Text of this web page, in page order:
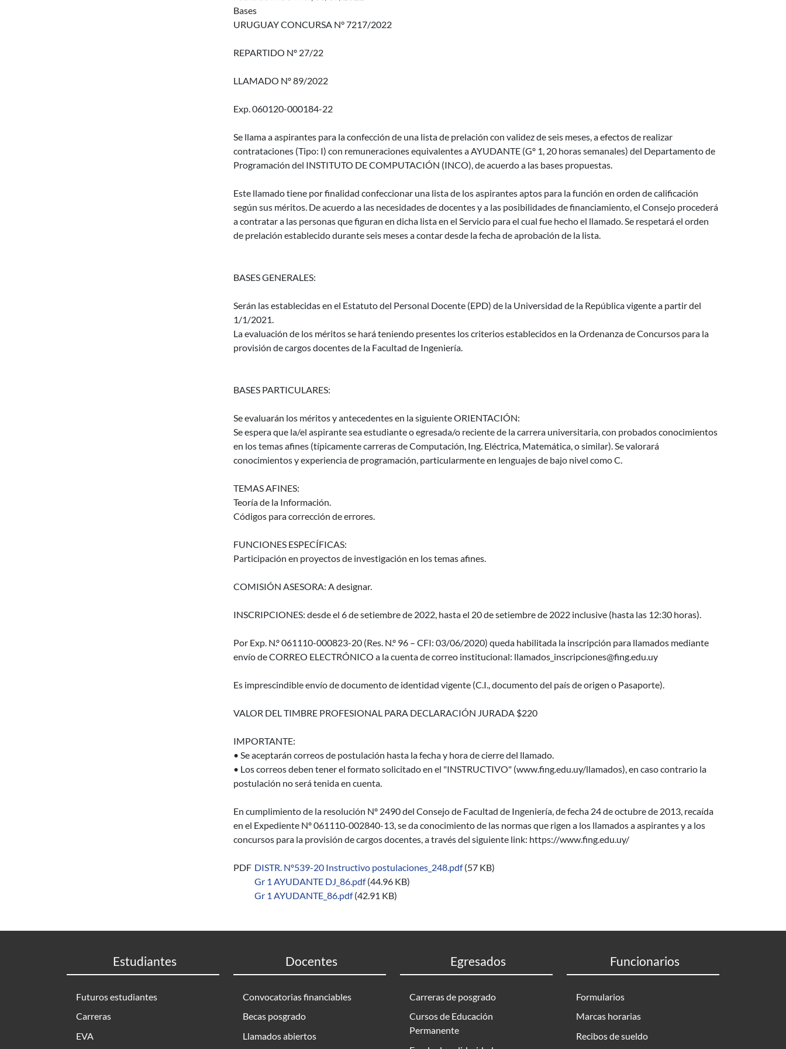
Bases
URUGUAY CONCURSA N° 7217/2022
REPARTIDO Nº 27/22
LLAMADO Nº 89/2022
Exp. 060120-000184-22
Se llama a aspirantes para la confección de una lista de prelación con validez de seis meses, a efectos de realizar
contrataciones (Tipo: I) con remuneraciones equivalentes a AYUDANTE (Gº 1, 20 horas semanales) del Departamento de
Programación del INSTITUTO DE COMPUTACIÓN (INCO), de acuerdo a las bases propuestas.
Este llamado tiene por finalidad confeccionar una lista de los aspirantes aptos para la función en orden de calificación
según sus méritos. De acuerdo a las necesidades de docentes y a las posibilidades de financiamiento, el Consejo procederá
a contratar a las personas que figuran en dicha lista en el Servicio para el cual fue hecho el llamado. Se respetará el orden
de prelación establecido durante seis meses a contar desde la fecha de aprobación de la lista.
BASES GENERALES:
Serán las establecidas en el Estatuto del Personal Docente (EPD) de la Universidad de la República vigente a partir del
1/1/2021.
La evaluación de los méritos se hará teniendo presentes los criterios establecidos en la Ordenanza de Concursos para la
provisión de cargos docentes de la Facultad de Ingeniería.
BASES PARTICULARES:
Se evaluarán los méritos y antecedentes en la siguiente ORIENTACIÓN:
Se espera que la/el aspirante sea estudiante o egresada/o reciente de la carrera universitaria, con probados conocimientos
en los temas afines (típicamente carreras de Computación, Ing. Eléctrica, Matemática, o similar). Se valorará
conocimientos y experiencia de programación, particularmente en lenguajes de bajo nivel como C.
TEMAS AFINES:
Teoría de la Información.
Códigos para corrección de errores.
FUNCIONES ESPECÍFICAS:
Participación en proyectos de investigación en los temas afines.
COMISIÓN ASESORA: A designar.
INSCRIPCIONES: desde el 6 de setiembre de 2022, hasta el 20 de setiembre de 2022 inclusive (hasta las 12:30 horas).
Por Exp. N.º 061110-000823-20 (Res. N.º 96 – CFI: 03/06/2020) queda habilitada la inscripción para llamados mediante
envío de CORREO ELECTRÓNICO a la cuenta de correo institucional: llamados_inscripciones@fing.edu.uy
Es imprescindible envío de documento de identidad vigente (C.I., documento del país de origen o Pasaporte).
VALOR DEL TIMBRE PROFESIONAL PARA DECLARACIÓN JURADA $220
IMPORTANTE:
• Se aceptarán correos de postulación hasta la fecha y hora de cierre del llamado.
• Los correos deben tener el formato solicitado en el "INSTRUCTIVO" (www.fing.edu.uy/llamados), en caso contrario la
postulación no será tenida en cuenta.
En cumplimiento de la resolución Nº 2490 del Consejo de Facultad de Ingeniería, de fecha 24 de octubre de 2013, recaída
en el Expediente Nº 061110-002840-13, se da conocimiento de las normas que rigen a los llamados a aspirantes y a los
concursos para la provisión de cargos docentes, a través del siguiente link: https://www.fing.edu.uy/
PDF DISTR. Nº539-20 Instructivo postulaciones_248.pdf (57 KB)
Gr 1 AYUDANTE DJ_86.pdf (44.96 KB)
Gr 1 AYUDANTE_86.pdf (42.91 KB)
Estudiantes
Futuros estudiantes
Carreras
EVA
Docentes
Convocatorias financiables
Becas posgrado
Llamados abiertos
Egresados
Carreras de posgrado
Cursos de Educación
Permanente
Funcionarios
Formularios
Marcas horarias
Recibos de sueldo